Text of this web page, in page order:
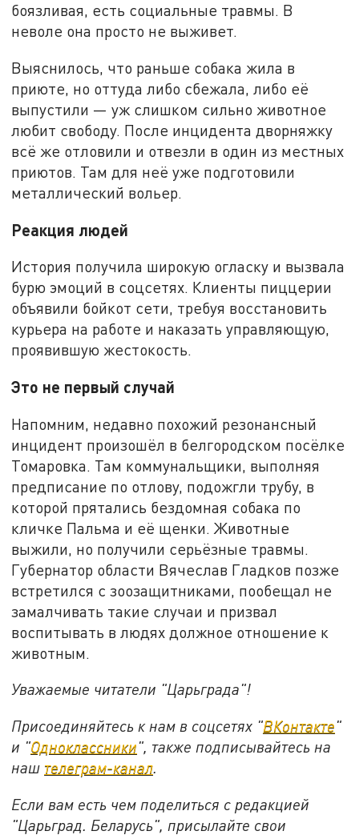
боязливая, есть социальные травмы. В
неволе она просто не выживет.
Выяснилось, что раньше собака жила в
приюте, но оттуда либо сбежала, либо её
выпустили — уж слишком сильно животное
любит свободу. После инцидента дворняжку
всё же отловили и отвезли в один из местных
приютов. Там для неё уже подготовили
металлический вольер.
Реакция людей
История получила широкую огласку и вызвала
бурю эмоций в соцсетях. Клиенты пиццерии
объявили бойкот сети, требуя восстановить
курьера на работе и наказать управляющую,
проявившую жестокость.
Это не первый случай
Напомним, недавно похожий резонансный
инцидент произошёл в белгородском посёлке
Томаровка. Там коммунальщики, выполняя
предписание по отлову, подожгли трубу, в
которой прятались бездомная собака по
кличке Пальма и её щенки. Животные
выжили, но получили серьёзные травмы.
Губернатор области Вячеслав Гладков позже
встретился с зоозащитниками, пообещал не
замалчивать такие случаи и призвал
воспитывать в людях должное отношение к
животным.
Уважаемые читатели "Царьграда"!
Присоединяйтесь к нам в соцсетях "ВКонтакте"
и "Одноклассники", также подписывайтесь на
наш телеграм-канал.
Если вам есть чем поделиться с редакцией
"Царьград. Беларусь", присылайте свои